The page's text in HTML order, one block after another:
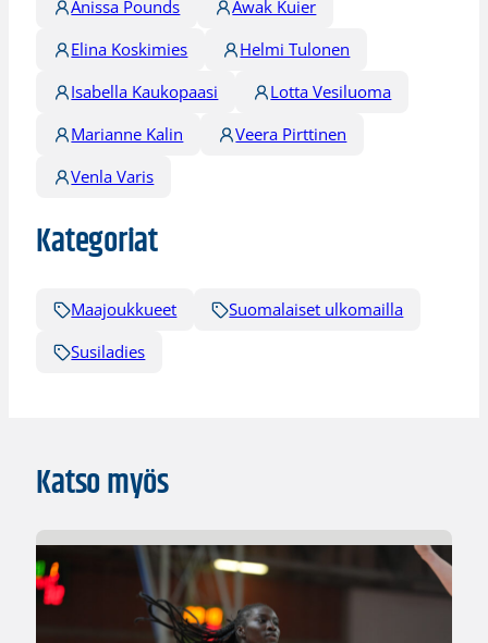
Anissa Pounds
Awak Kuier
Elina Koskimies
Helmi Tulonen
Isabella Kaukopaasi
Lotta Vesiluoma
Marianne Kalin
Veera Pirttinen
Venla Varis
Kategoriat
Maajoukkueet
Suomalaiset ulkomailla
Susiladies
Katso myös